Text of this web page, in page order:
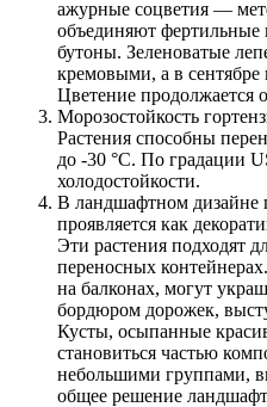
ажурные соцветия —
объединяют фертильные
бутоны. Зеленоватые
кремовыми, а в сентябре
Цветение продолжается
Морозостойкость
Растения способны
до -30 °C. По градации
холодостойкости.
В ландшафтном дизайне
проявляется как
Эти растения подходят
переносных
на балконах, могут
бордюром дорожек,
Кусты, осыпанные
становиться частью
небольшими группами,
общее решение